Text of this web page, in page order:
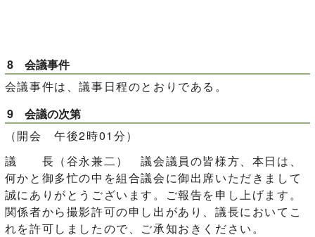
8 会議事件
会議事件は、議事日程のとおりである。
9 会議の次第
（開会 午後2時01分）
議 長（谷永兼二） 議会議員の皆様方、本日は、
何かと御多忙の中を組合議会に御出席いただきまして
誠にありがとうございます。ご報告を申し上げます。
関係者から撮影許可の申し出があり、議長においてこ
れを許可しましたので、ご承知おきください。